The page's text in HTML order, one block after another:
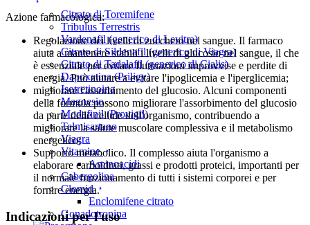
Citrato di Toremifene
Tribulus Terrestris
Vardenafil (generico di Levitra)
Citrato di Sildenafil (generico di Viagra)
Citrato di Tadalafil (generico di Cialis)
Dapoxetina (Priligy)
Isotretinoina
Magnesio
Modafinil (Provigil)
Telmisartano
Viagra
Vitamine
Aminoacidi
Cabergolina
Clomid
Enclomifene citrato
Gonadotropina
Azione farmacologica:
Regolazione dei livelli di zucchero nel sangue. Il farmaco
aiuta a mantenere stabili i livelli di glucosio nel sangue, il che
è essenziale per evitare fluttuazioni improvvise e perdite di
energia. Può aiutare a evitare l'ipoglicemia e l'iperglicemia;
migliorare l'assorbimento del glucosio. Alcuni componenti
della formula possono migliorare l'assorbimento del glucosio
da parte delle cellule dell'organismo, contribuendo a
migliorare la salute muscolare complessiva e il metabolismo
energetico;
Supporto metabolico. Il complesso aiuta l'organismo a
elaborare carboidrati, grassi e prodotti proteici, importanti per
il normale funzionamento di tutti i sistemi corporei e per
fornire energia.
Indicazioni per l'uso